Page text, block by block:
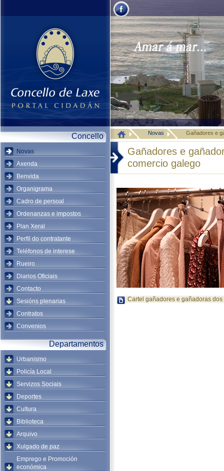
Concello
Novas
Axenda
Benvida
Organigrama
Cadro de persoal
Ordenanzas e impostos
Plan Xeral
Perfil do contratante
Teléfonos de interese
Rueiro
Diarios Oficiais
Contacto
Sesións plenarias
Contratos
Convenios
Departamentos
Urbanismo
Policía Local
Servizos Sociais
Deportes
Cultura
Biblioteca
Arquivo
Xulgado de paz
Emprego e Promoción
económica
Novas Gañadores e
Gañadores e
comercio galego
Cartel gañadores e gañadoras